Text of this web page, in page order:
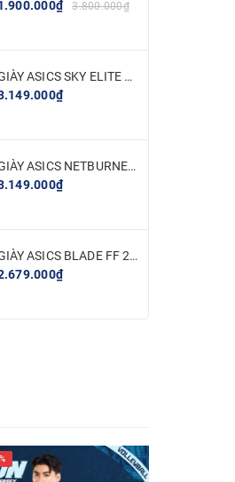
3.800.000₫
GIÀY ASICS SKY ELITE FF 3 - TRẮNG BẠC
GIÀY ASICS NETBURNER BALLISTIC FF 4 - TRẮNG BẠC
GIÀY ASICS BLADE FF 2 - TRẮNG BẠC